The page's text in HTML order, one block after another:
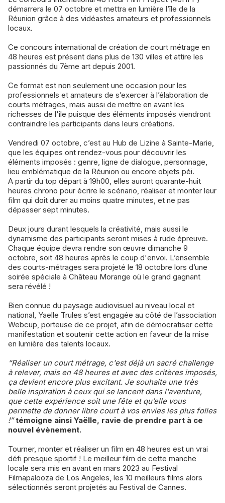
démarrera le 07 octobre et mettra en lumière l’île de la
Réunion grâce à des vidéastes amateurs et professionnels
locaux.
Ce concours international de création de court métrage en
48 heures est présent dans plus de 130 villes et attire les
passionnés du 7ème art depuis 2001.
Ce format est non seulement une occasion pour les
professionnels et amateurs de s’exercer à l’élaboration de
courts métrages, mais aussi de mettre en avant les
richesses de l'île puisque des éléments imposés viendront
contraindre les participants dans leurs créations.
Vendredi 07 octobre, c’est au Hub de Lizine à Sainte-Marie,
que les équipes ont rendez-vous pour découvrir les
éléments imposés : genre, ligne de dialogue, personnage,
lieu emblématique de la Réunion ou encore objets péi.
A partir du top départ à 19h00, elles auront quarante-huit
heures chrono pour écrire le scénario, réaliser et monter leur
film qui doit durer au moins quatre minutes, et ne pas
dépasser sept minutes.
Deux jours durant lesquels la créativité, mais aussi le
dynamisme des participants seront mises à rude épreuve.
Chaque équipe devra rendre son œuvre dimanche 9
octobre, soit 48 heures après le coup d'envoi. L’ensemble
des courts-métrages sera projeté le 18 octobre lors d’une
soirée spéciale à Château Morange où le grand gagnant
sera révélé !
Bien connue du paysage audiovisuel au niveau local et
national, Yaelle Trules s’est engagée au côté de l’association
Webcup, porteuse de ce projet, afin de démocratiser cette
manifestation et soutenir cette action en faveur de la mise
en lumière des talents locaux.
“Réaliser un court métrage, c'est déjà un sacré challenge
à relever, mais en 48 heures et avec des critères imposés,
ça devient encore plus excitant. Je souhaite une très
belle inspiration à ceux qui se lancent dans l'aventure,
que cette expérience soit une fête et qu’elle vous
permette de donner libre court à vos envies les plus folles
!” témoigne ainsi Yaëlle, ravie de prendre part à ce
nouvel évènement.
Tourner, monter et réaliser un film en 48 heures est un vrai
défi presque sportif ! Le meilleur film de cette manche
locale sera mis en avant en mars 2023 au Festival
Filmapalooza de Los Angeles, les 10 meilleurs films alors
sélectionnés seront projetés au Festival de Cannes.